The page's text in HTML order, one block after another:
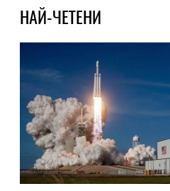
НАЙ-ЧЕТЕНИ